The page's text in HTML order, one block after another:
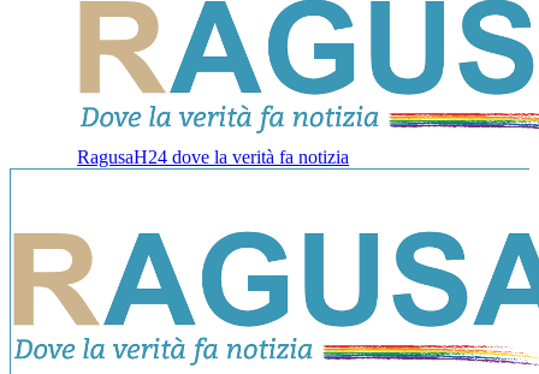
RagusaH24 dove la verità fa notizia